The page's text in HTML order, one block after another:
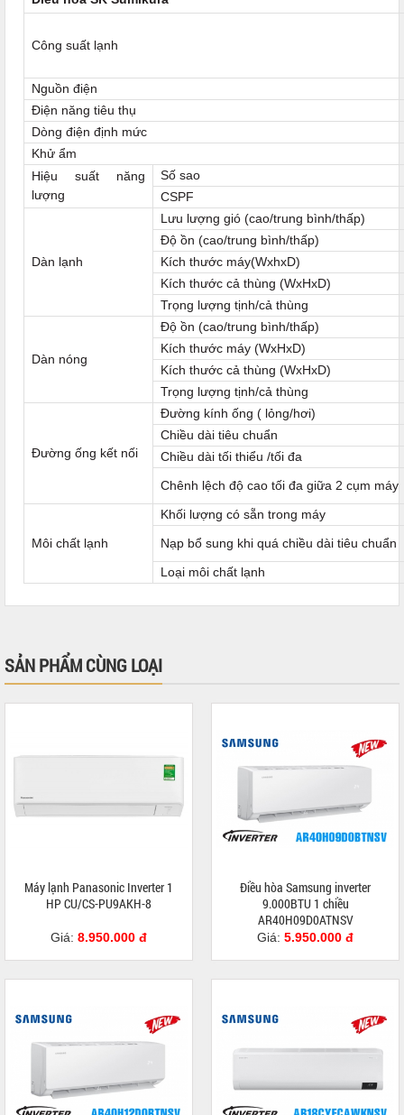
Công suất lạnh
Nguồn điện
Điện năng tiêu thụ
Dòng điện định mức
Khử ẩm
Hiệu suất năng
lượng
Số sao
CSPF
Dàn lạnh
Lưu lượng gió (cao/trung bình/thấp)
Độ ồn (cao/trung bình/thấp)
Kích thước máy(WxhxD)
Kích thước cả thùng (WxHxD)
Trọng lượng tịnh/cả thùng
Dàn nóng
Độ ồn (cao/trung bình/thấp)
Kích thước máy (WxHxD)
Kích thước cả thùng (WxHxD)
Trọng lượng tịnh/cả thùng
Đường ống kết nối
Đường kính ống ( lỏng/hơi)
Chiều dài tiêu chuẩn
Chiều dài tối thiểu /tối đa
Chênh lệch độ cao tối đa giữa 2 cụm máy
Môi chất lạnh
Khối lượng có sẵn trong máy
Nạp bổ sung khi quá chiều dài tiêu chuẩn
Loại môi chất lạnh
SẢN PHẨM CÙNG LOẠI
Máy lạnh Panasonic Inverter 1
HP CU/CS-PU9AKH-8
Giá: 8.950.000 đ
Điều hòa Samsung inverter
9.000BTU 1 chiều
AR40H09D0ATNSV
Giá: 5.950.000 đ